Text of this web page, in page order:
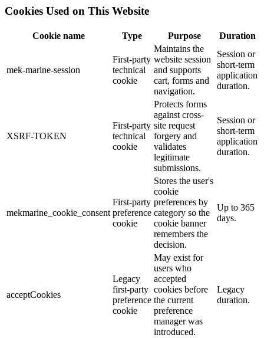
Cookies Used on This Website
Cookie name Type Purpose Duration
mek-marine-session
First-party
technical
cookie
Maintains the
website session
and supports
cart, forms and
navigation.
Session or
short-term
application
duration.
XSRF-TOKEN
First-party
technical
cookie
Protects forms
against cross-
site request
forgery and
validates
legitimate
submissions.
Session or
short-term
application
duration.
mekmarine_cookie_consent
First-party
preference
cookie
Stores the user's
cookie
preferences by
category so the
cookie banner
remembers the
decision.
Up to 365
days.
acceptCookies
Legacy
first-party
preference
cookie
May exist for
users who
accepted
cookies before
the current
preference
manager was
introduced.
Legacy
duration.